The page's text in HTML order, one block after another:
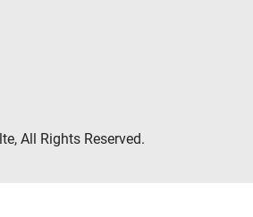
All Rights Reserved.